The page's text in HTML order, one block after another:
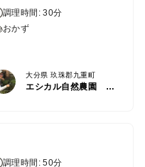
調理時間: 30分
おかず
大分県 玖珠郡九重町
エシカル自然農園 九重スマイルパーク
調理時間: 50分